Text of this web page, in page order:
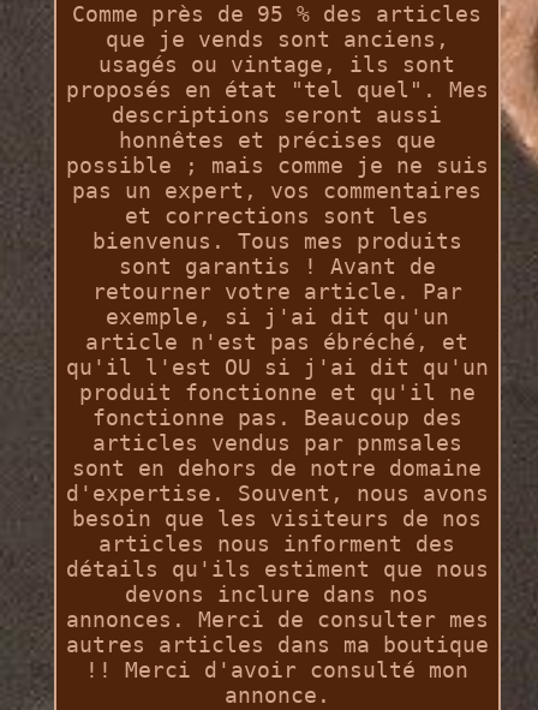
Comme près de 95 % des articles
que je vends sont anciens,
usagés ou vintage, ils sont
proposés en état "tel quel". Mes
descriptions seront aussi
honnêtes et précises que
possible ; mais comme je ne suis
pas un expert, vos commentaires
et corrections sont les
bienvenus. Tous mes produits
sont garantis ! Avant de
retourner votre article. Par
exemple, si j'ai dit qu'un
article n'est pas ébréché, et
qu'il l'est OU si j'ai dit qu'un
produit fonctionne et qu'il ne
fonctionne pas. Beaucoup des
articles vendus par pnmsales
sont en dehors de notre domaine
d'expertise. Souvent, nous avons
besoin que les visiteurs de nos
articles nous informent des
détails qu'ils estiment que nous
devons inclure dans nos
annonces. Merci de consulter mes
autres articles dans ma boutique
!! Merci d'avoir consulté mon
annonce.